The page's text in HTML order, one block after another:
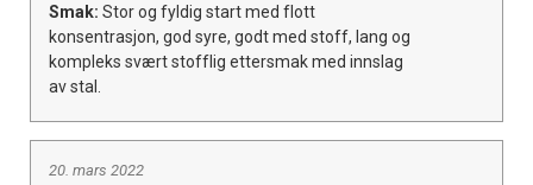
Smak: Stor og fyldig start med flott
konsentrasjon, god syre, godt med stoff, lang og
kompleks svært stofflig ettersmak med innslag
av stal.
20. mars 2022